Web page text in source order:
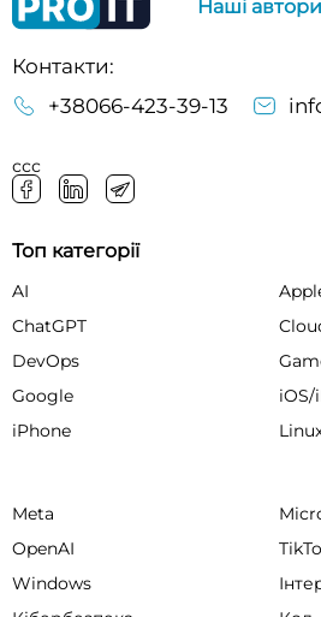
Контакти:
+38066-423-39-13
ссс
Наші автори
Топ категорії
AI
ChatGPT
DevOps
Google
iOS/
iPhone
Meta
OpenAI
Windows